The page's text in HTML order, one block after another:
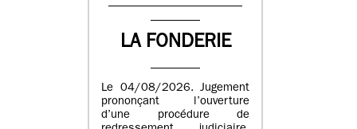
LA FONDERIE
Le 04/08/2026. Jugement
prononçant l’ouverture
d’une procédure de